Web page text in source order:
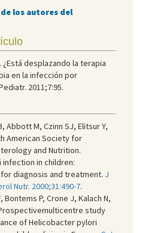
los autores del
¿Está desplazando la terapia
en la infección por
2011;7:95.
Abbott M, Czinn SJ, Elitsur Y,
American Society for
and Nutrition.
in children:
diagnosis and treatment. J
Nutr. 2000;31:490-7.
Bontems P, Crone J, Kalach N,
study
of Helicobacter pylori